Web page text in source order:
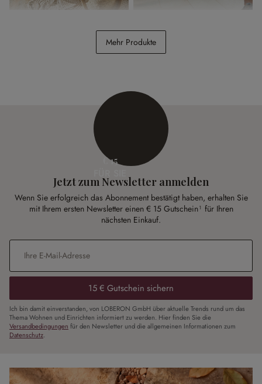
€ 248,00
Mehr Produkte
€ 15
Jetzt zum Newsletter anmelden
Wenn Sie erfolgreich das Abonnement bestätigt haben, erhalten Sie
mit Ihrem ersten Newsletter einen € 15 Gutschein¹ für Ihren
nächsten Einkauf.
E-Mail-Adresse
15 € Gutschein sichern
Ich bin damit einverstanden, von LOBERON GmbH über aktuelle Trends rund um das
Thema Wohnen und Einrichten informiert zu werden. Hier finden Sie die
Versandbedingungen für den Newsletter und die allgemeinen Informationen zum
Datenschutz.